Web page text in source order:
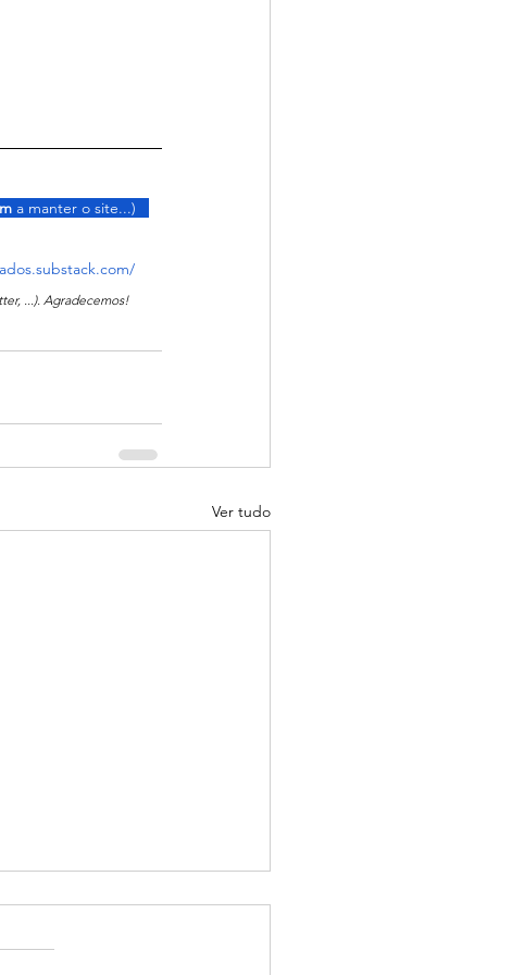
a manter o site...)
...). Agradecemos!
Ver tudo